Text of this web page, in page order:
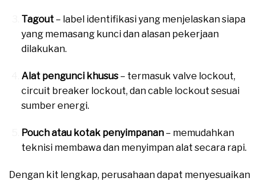
Tagout– label identifikasi yang menjelaskan siapa
yang memasang kunci dan alasan pekerjaan
dilakukan.
Alat pengunci khusus– termasuk valve lockout,
circuit breaker lockout, dan cable lockout sesuai
sumber energi.
Pouch atau kotak penyimpanan– memudahkan
teknisi membawa dan menyimpan alat secara rapi.
Dengan kit lengkap, perusahaan dapat menyesuaikan